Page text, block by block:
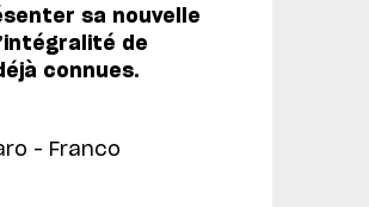
sa nouvelle
de
connues.
– Franco